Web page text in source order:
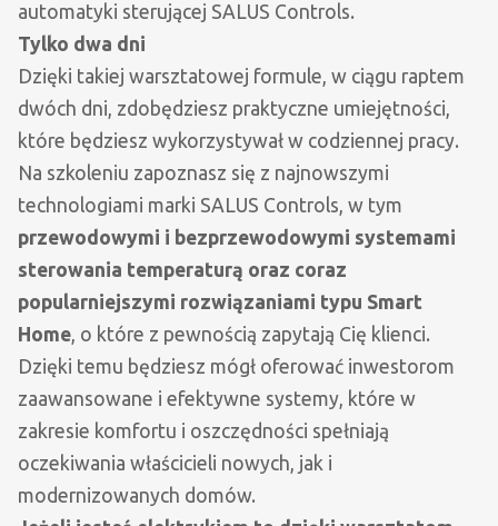
automatyki sterującej SALUS Controls.
Tylko dwa dni
Dzięki takiej warsztatowej formule, w ciągu raptem
dwóch dni, zdobędziesz praktyczne umiejętności,
które będziesz wykorzystywał w codziennej pracy.
Na szkoleniu zapoznasz się z najnowszymi
technologiami marki SALUS Controls, w tym
przewodowymi i bezprzewodowymi systemami
sterowania temperaturą oraz coraz
popularniejszymi rozwiązaniami typu Smart
Home, o które z pewnością zapytają Cię klienci.
Dzięki temu będziesz mógł oferować inwestorom
zaawansowane i efektywne systemy, które w
zakresie komfortu i oszczędności spełniają
oczekiwania właścicieli nowych, jak i
modernizowanych domów.